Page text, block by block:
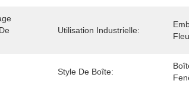
Utilisation Industrielle:
Style De Boîte: